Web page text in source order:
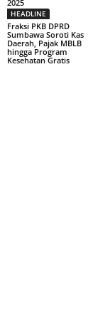
2025
HEADLINE
Fraksi PKB DPRD
Sumbawa Soroti Kas
Daerah, Pajak MBLB
hingga Program
Kesehatan Gratis